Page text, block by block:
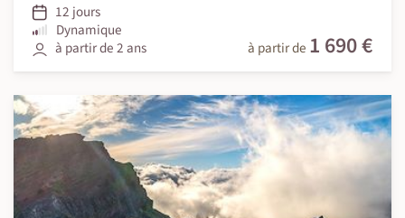
12 jours
Dynamique
à partir de 2 ans
à partir de 1 690 €